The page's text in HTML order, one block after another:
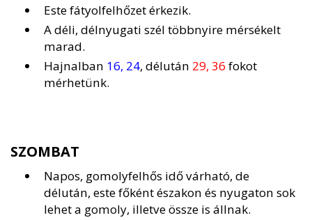
Este fátyolfelhőzet érkezik.
A déli, délnyugati szél többnyire mérsékelt
marad.
Hajnalban 16, 24, délután 29, 36 fokot
mérhetünk.
SZOMBAT
Napos, gomolyfelhős idő várható, de
délután, este főként északon és nyugaton sok
lehet a gomoly, illetve össze is állnak.